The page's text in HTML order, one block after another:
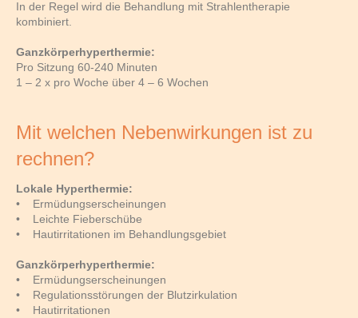
In der Regel wird die Behandlung mit Strahlentherapie
kombiniert.
Ganzkörperhyperthermie:
Pro Sitzung 60-240 Minuten
1 – 2 x pro Woche über 4 – 6 Wochen
Mit welchen Nebenwirkungen ist zu
rechnen?
Lokale Hyperthermie:
• Ermüdungserscheinungen
• Leichte Fieberschübe
• Hautirritationen im Behandlungsgebiet
Ganzkörperhyperthermie:
• Ermüdungserscheinungen
• Regulationsstörungen der Blutzirkulation
• Hautirritationen